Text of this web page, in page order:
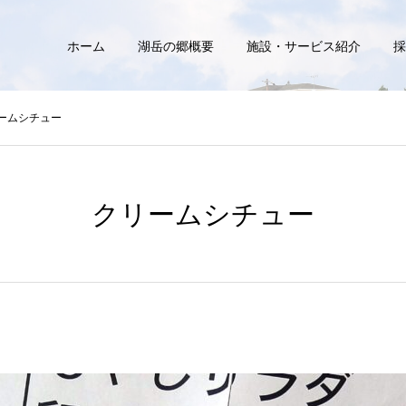
ホーム 湖岳の郷概要 施設・サービス紹介
ムシチュー
クリームシチュー